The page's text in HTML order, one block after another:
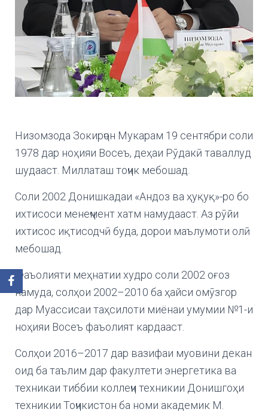
Низомзода Зокирҷон Мукарам 19 сентябри соли
1978 дар ноҳияи Восеъ, деҳаи Рӯдакӣ таваллуд
шудааст. Миллаташ тоҷик мебошад.
Соли 2002 Донишкадаи «Андоз ва ҳуқуқ»-ро бо
ихтисоси менеҷмент хатм намудааст. Аз рӯйи
ихтисос иқтисодчӣ буда, дорои маълумоти олӣ
мебошад.
Фаъолияти меҳнатии худро соли 2002 оғоз
намуда, солҳои 2002–2010 ба ҳайси омӯзгор
дар Муассисаи таҳсилоти миёнаи умумии №1-и
ноҳияи Восеъ фаъолият кардааст.
Солҳои 2016–2017 дар вазифаи муовини декан
оид ба таълим дар факултети энергетика ва
техникаи тиббии коллеҷи техникии Донишгоҳи
техникии Тоҷикистон ба номи академик М.